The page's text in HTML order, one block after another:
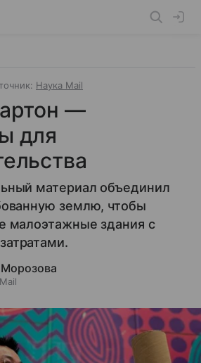
Наука Mail
—
для
материал объединил
землю, чтобы
малоэтажные здания с